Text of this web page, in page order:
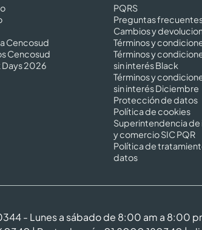
Cencosud
Cencosud
Days 2026
PQRS
Preguntas
Cambios y
Términos y
Términos y
sin interés Black
Términos y
sin interés Diciembre
Protección de datos
Política de cookies
Superintendencia de
y comercio SIC PQR
Política de
datos
- Lunes a sábado de 8:00 am a 8:00